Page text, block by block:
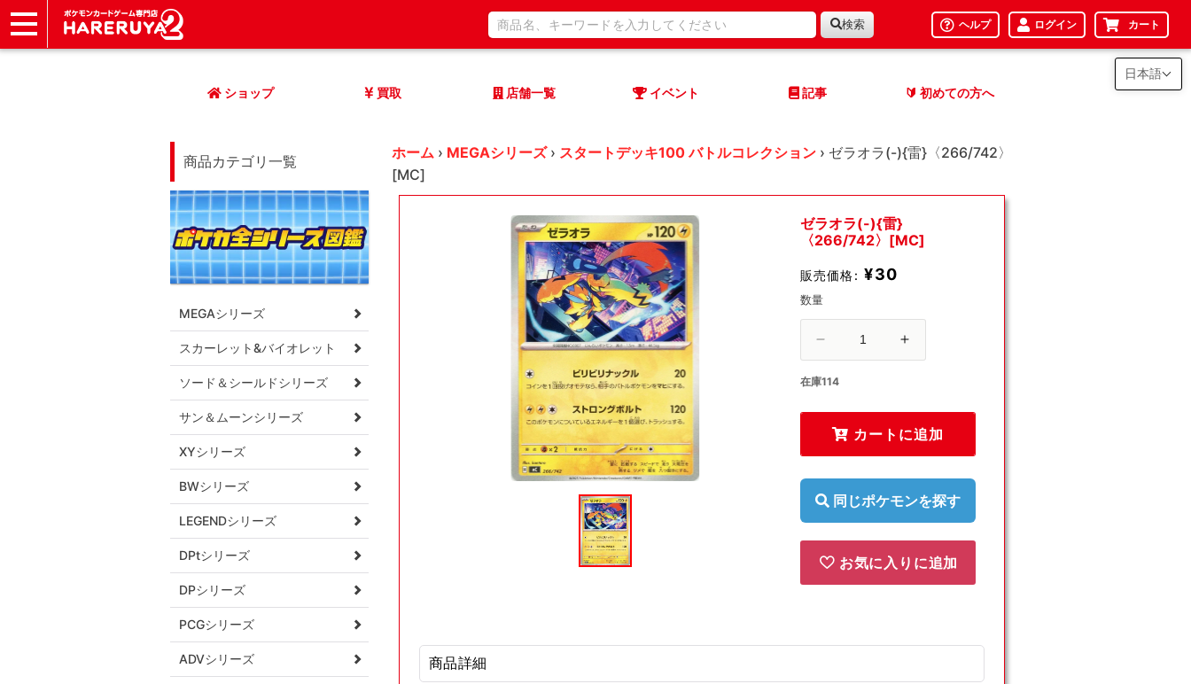
検索 ヘルプ ログイン カート
ショップ 買取 店舗一覧 イベント 記事 🔰 初めての方へ
商品カテゴリ一覧
MEGAシリーズ
スカーレット&バイオレット
ソード＆シールドシリーズ
サン＆ムーンシリーズ
XYシリーズ
BWシリーズ
LEGENDシリーズ
DPtシリーズ
DPシリーズ
PCGシリーズ
ADVシリーズ
ホーム › MEGAシリーズ › スタートデッキ100 バトルコレクション › ゼラオラ(-){雷}〈266/742〉
[MC]
を
開
ゼラオラ(-){雷}
〈266/742〉[MC]
販売価格: ¥30
数量
オ
ラ
(-)
{雷}
〈266/742〉
[MC]
量
す
ゼ
ラ
(-)
{雷}
〈266/742〉
[MC]
量
す
在庫114
カートに追加
同じポケモンを探す
お気に入りに追加
商品詳細
日本語